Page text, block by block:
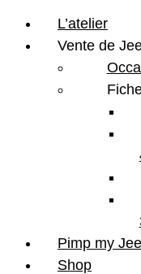
L’atelier
Vente de
Pimp my
Shop